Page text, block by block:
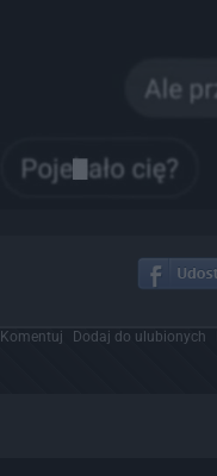
Komentuj Dodaj do ulubionych